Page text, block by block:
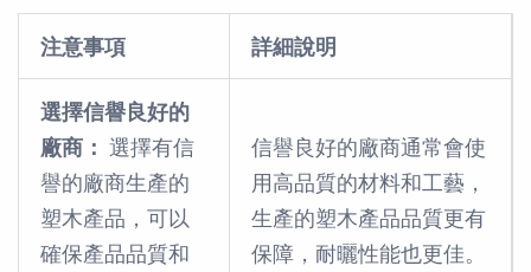
注意事項 詳細說明
選擇信譽良好的
廠商： 選擇有信
譽的廠商生產的
塑木產品，可以
確保產品品質和
信譽良好的廠商通常會使
用高品質的材料和工藝，
生產的塑木產品品質更有
保障，耐曬性能也更佳。